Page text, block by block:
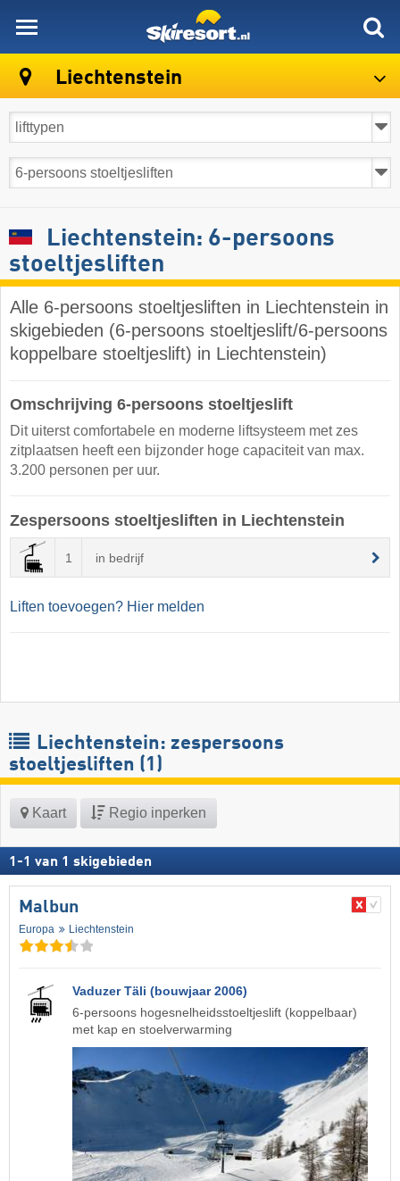
Liechtenstein
Liechtenstein: 6-persoons
stoeltjesliften
Alle 6-persoons stoeltjesliften in Liechtenstein in
skigebieden (6-persoons stoeltjeslift/6-persoons
koppelbare stoeltjeslift) in Liechtenstein)
Omschrijving 6-persoons stoeltjeslift
Dit uiterst comfortabele en moderne liftsysteem met zes
zitplaatsen heeft een bijzonder hoge capaciteit van max.
3.200 personen per uur.
Zespersoons stoeltjesliften in Liechtenstein
1 in bedrijf
Liften toevoegen? Hier melden
Liechtenstein: zespersoons
stoeltjesliften (1)
Kaart Regio inperken
1 -1 van 1 skigebieden
Malbun
Europa Liechtenstein
Vaduzer Täli (bouwjaar 2006)
6-persoons hogesnelheidsstoeltjeslift (koppelbaar)
met kap en stoelverwarming